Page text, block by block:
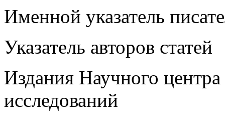
Именной указатель
Указатель авторов статей
Издания Научного
исследований